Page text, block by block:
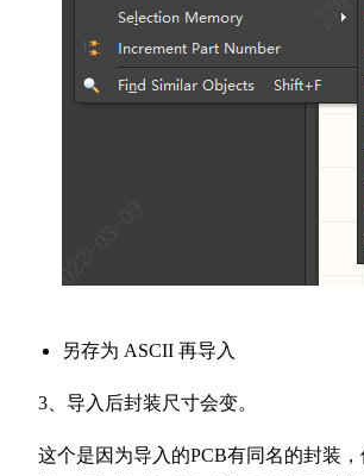
另存为 ASCII 再导入
3、导入后封装尺寸会变。
这个是因为导入的PCB有同名的封装